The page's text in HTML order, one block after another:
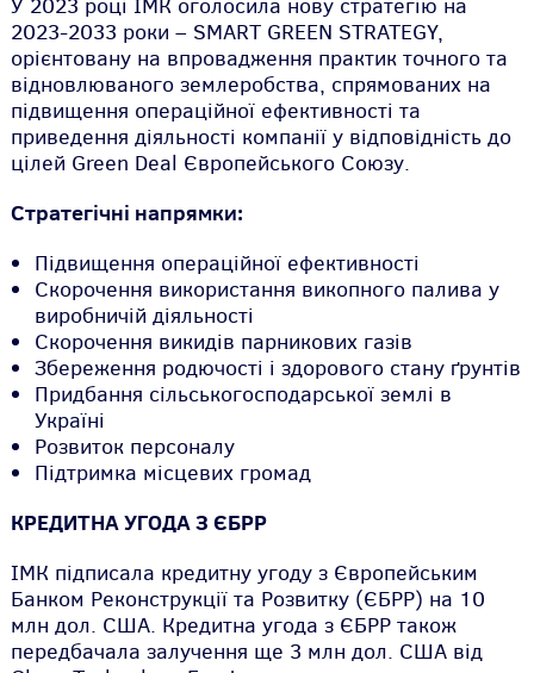
У 2023 році ІМК оголосила нову стратегію на
2023-2033 роки – SMART GREEN STRATEGY,
орієнтовану на впровадження практик точного та
відновлюваного землеробства, спрямованих на
підвищення операційної ефективності та
приведення діяльності компанії у відповідність до
цілей Green Deal Європейського Союзу.
Стратегічні напрямки:
Підвищення операційної ефективності
Скорочення використання викопного палива у
виробничій діяльності
Скорочення викидів парникових газів
Збереження родючості і здорового стану ґрунтів
Придбання сільськогосподарської землі в
Україні
Розвиток персоналу
Підтримка місцевих громад
КРЕДИТНА УГОДА З ЄБРР
ІМК підписала кредитну угоду з Європейським
Банком Реконструкції та Розвитку (ЄБРР) на 10
млн дол. США. Кредитна угода з ЄБРР також
передбачала залучення ще 3 млн дол. США від